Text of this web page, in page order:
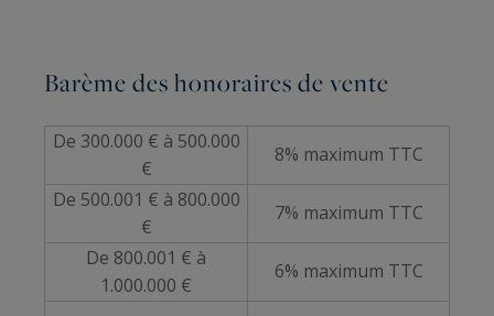
Barème des honoraires de vente
De 300.000 € à 500.000
€
8% maximum TTC
De 500.001 € à 800.000
€
7% maximum TTC
De 800.001 € à
1.000.000 €
6% maximum TTC